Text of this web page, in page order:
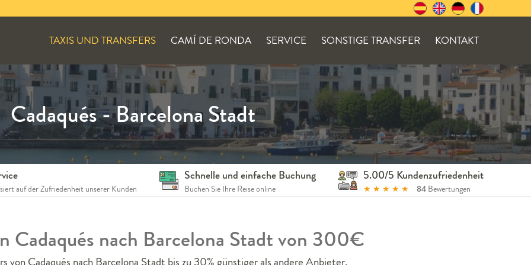
TAXIS UND TRANSFERS CAMÍ DE RONDA SERVICE SONSTIGE TRANSFER KONTAKT
auf der Zufriedenheit unserer Kunden
Schnelle und einfache Buchung
Buchen Sie Ihre Reise online
5.00/5 Kundenzufriedenheit
★ ★ ★ ★ ★ 84 Bewertungen
Cadaqués - Barcelona Stadt
Cadaqués nach Barcelona Stadt von 300€
von Cadaqués nach Barcelona Stadt bis zu 30% günstiger als andere Anbieter.